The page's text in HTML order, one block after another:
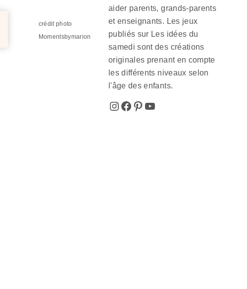
crédit photo
Momentsbymarion
aider parents, grands-parents
et enseignants. Les jeux
publiés sur Les idées du
samedi sont des créations
originales prenant en compte
les différents niveaux selon
l'âge des enfants.
Instagram
Facebook
Pinterest
YouTube